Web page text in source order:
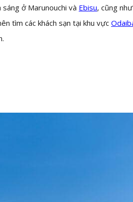
ở Marunouchi và Ebisu, cũng
tìm các khách sạn tại khu vực